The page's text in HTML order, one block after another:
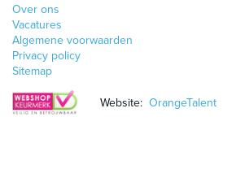
Over ons
Vacatures
Algemene voorwaarden
Privacy policy
Sitemap
Website: OrangeTalent